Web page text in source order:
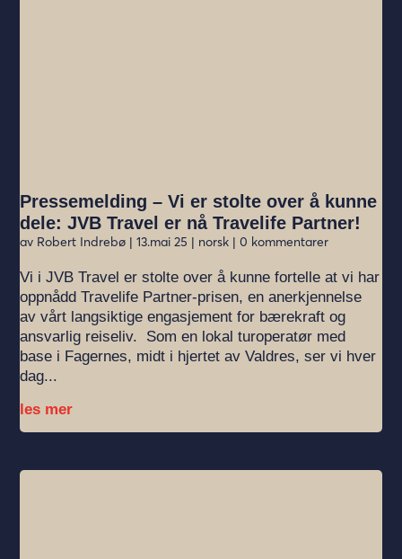
Pressemelding – Vi er stolte over å kunne
dele: JVB Travel er nå Travelife Partner!
av Robert Indrebø |13.mai 25 | norsk | 0 kommentarer
Vi i JVB Travel er stolte over å kunne fortelle at vi har
oppnådd Travelife Partner-prisen, en anerkjennelse
av vårt langsiktige engasjement for bærekraft og
ansvarlig reiseliv. Som en lokal turoperatør med
base i Fagernes, midt i hjertet av Valdres, ser vi hver
dag...
les mer